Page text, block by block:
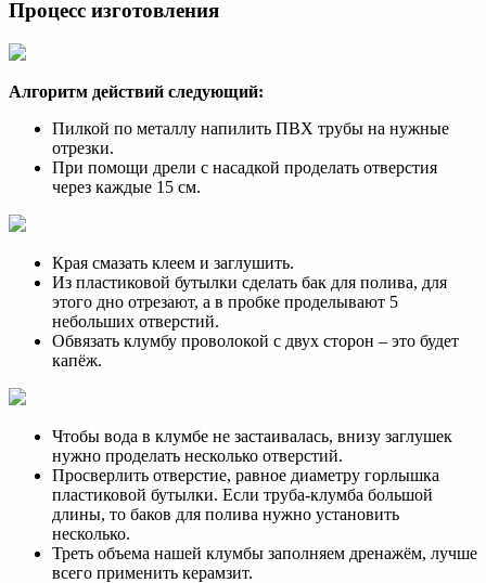
Процесс изготовления
Алгоритм действий следующий:
Пилкой по металлу напилить ПВХ трубы на нужные
отрезки.
При помощи дрели с насадкой проделать отверстия
через каждые 15 см.
Края смазать клеем и заглушить.
Из пластиковой бутылки сделать бак для полива, для
этого дно отрезают, а в пробке проделывают 5
небольших отверстий.
Обвязать клумбу проволокой с двух сторон – это будет
капёж.
Чтобы вода в клумбе не застаивалась, внизу заглушек
нужно проделать несколько отверстий.
Просверлить отверстие, равное диаметру горлышка
пластиковой бутылки. Если труба-клумба большой
длины, то баков для полива нужно установить
несколько.
Треть объема нашей клумбы заполняем дренажём, лучше
всего применить керамзит.